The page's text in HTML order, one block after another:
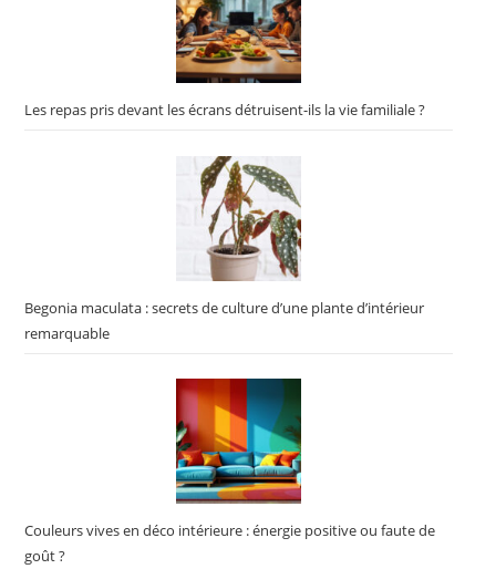
Les repas pris devant les écrans détruisent-ils la vie familiale ?
Begonia maculata : secrets de culture d’une plante d’intérieur
remarquable
Couleurs vives en déco intérieure : énergie positive ou faute de
goût ?